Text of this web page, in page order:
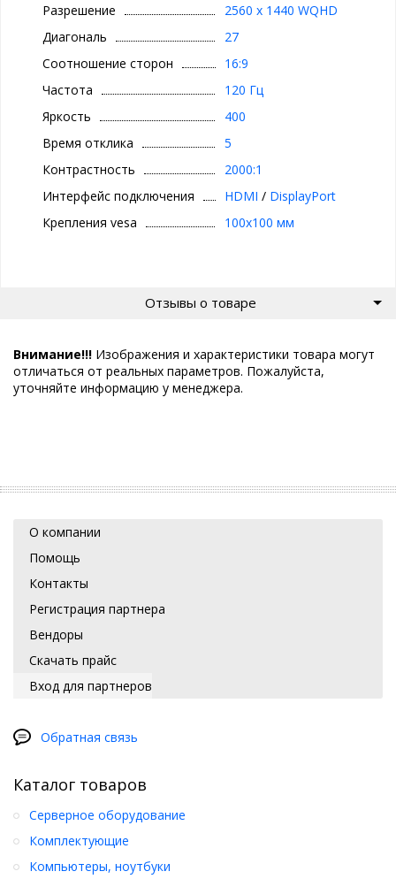
Разрешение
2560 x 1440 WQHD
Диагональ
27
Соотношение сторон
16:9
Частота
120 Гц
Яркость
400
Время отклика
5
Контрастность
2000:1
Интерфейс подключения
HDMI / DisplayPort
Крепления vesa
100x100 мм
Отзывы о товаре
Внимание!!! Изображения и характеристики товара могут
отличаться от реальных параметров. Пожалуйста,
уточняйте информацию у менеджера.
О компании
Помощь
Контакты
Регистрация партнера
Вендоры
Скачать прайс
Вход для партнеров
Обратная связь
Каталог товаров
Серверное оборудование
Комплектующие
Компьютеры, ноутбуки